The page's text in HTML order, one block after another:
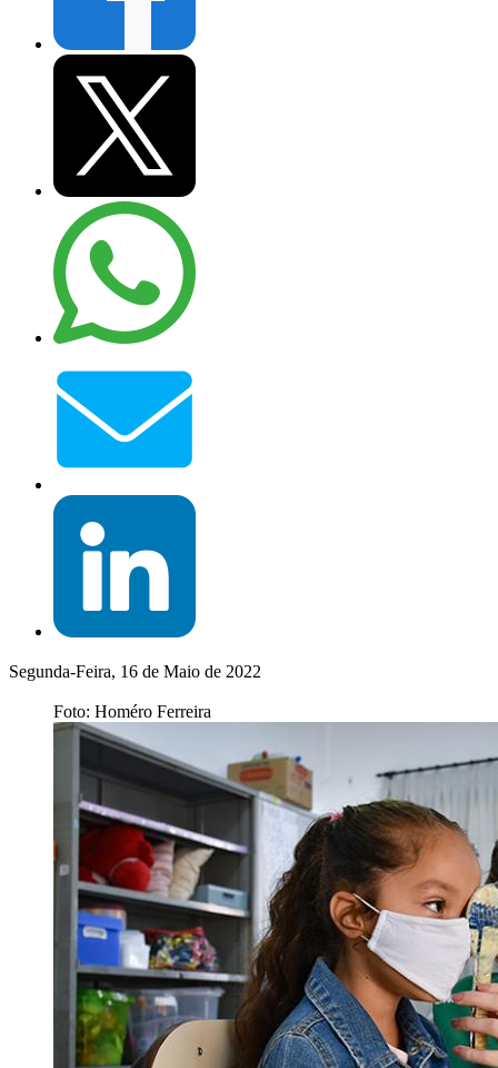
Segunda-Feira, 16 de Maio de 2022
Foto: Homéro Ferreira